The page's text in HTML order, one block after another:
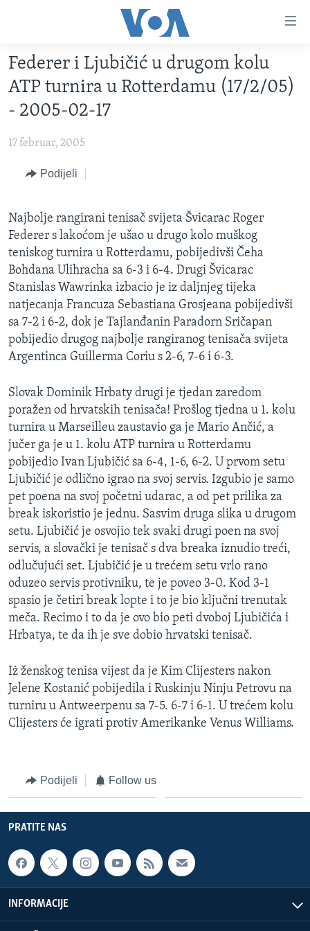
glavni
sadržaj
Pređi
glavnu
VIJESTI
SJEDINJENE AMERIČKE DRŽAVE
SVIJET
NAUKA I TEHNOLOGIJA
KORUPCIJA
SLOBODA MEDIJA
ŽENSKA STRANA
IZBJEGLIČKA STRANA
MAGAZIN
O GLASU AMERIKE
Learning English
PRATITE NAS
Jezici
Federer i Ljubičić u drugom kolu
ATP turnira u Rotterdamu (17/2/05)
- 2005-02-17
17 februar, 2005
Podijeli
Najbolje rangirani tenisač svijeta Švicarac Roger
Federer s lakoćom je ušao u drugo kolo muškog
teniskog turnira u Rotterdamu, pobijedivši Čeha
Bohdana Ulihracha sa 6-3 i 6-4. Drugi Švicarac
Stanislas Wawrinka izbacio je iz daljnjeg tijeka
natjecanja Francuza Sebastiana Grosjeana pobijedivši
sa 7-2 i 6-2, dok je Tajlanđanin Paradorn Sričapan
pobijedio drugog najbolje rangiranog tenisača svijeta
Argentinca Guillerma Coriu s 2-6, 7-6 i 6-3.
Slovak Dominik Hrbaty drugi je tjedan zaredom
poražen od hrvatskih tenisača! Prošlog tjedna u 1. kolu
turnira u Marseilleu zaustavio ga je Mario Ančić, a
jučer ga je u 1. kolu ATP turnira u Rotterdamu
pobijedio Ivan Ljubičić sa 6-4, 1-6, 6-2. U prvom setu
Ljubičić je odlično igrao na svoj servis. Izgubio je samo
pet poena na svoj početni udarac, a od pet prilika za
break iskoristio je jednu. Sasvim druga slika u drugom
setu. Ljubičić je osvojio tek svaki drugi poen na svoj
servis, a slovački je tenisač s dva breaka iznudio treći,
odlučujući set. Ljubičić je u trećem setu vrlo rano
oduzeo servis protivniku, te je poveo 3-0. Kod 3-1
spasio je četiri break lopte i to je bio ključni trenutak
meča. Recimo i to da je ovo bio peti dvoboj Ljubičića i
Hrbatya, te da ih je sve dobio hrvatski tenisač.
Iż ženskog tenisa vijest da je Kim Clijesters nakon
Jelene Kostanić pobijedila i Ruskinju Ninju Petrovu na
turniru u Antweerpenu sa 7-5. 6-7 i 6-1. U trećem kolu
Clijesters će igrati protiv Amerikanke Venus Williams.
Podijeli Follow us
PRATITE NAS
INFORMACIJE